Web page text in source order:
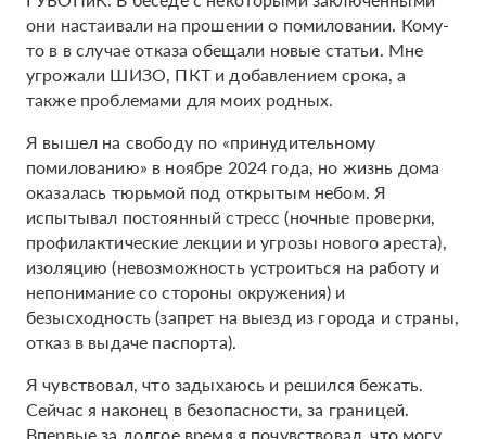
они настаивали на прошении о помиловании. Кому-
то в в случае отказа обещали новые статьи. Мне
угрожали ШИЗО, ПКТ и добавлением срока, а
также проблемами для моих родных.
Я вышел на свободу по «принудительному
помилованию» в ноябре 2024 года, но жизнь дома
оказалась тюрьмой под открытым небом. Я
испытывал постоянный стресс (ночные проверки,
профилактические лекции и угрозы нового ареста),
изоляцию (невозможность устроиться на работу и
непонимание со стороны окружения) и
безысходность (запрет на выезд из города и страны,
отказ в выдаче паспорта).
Я чувствовал, что задыхаюсь и решился бежать.
Сейчас я наконец в безопасности, за границей.